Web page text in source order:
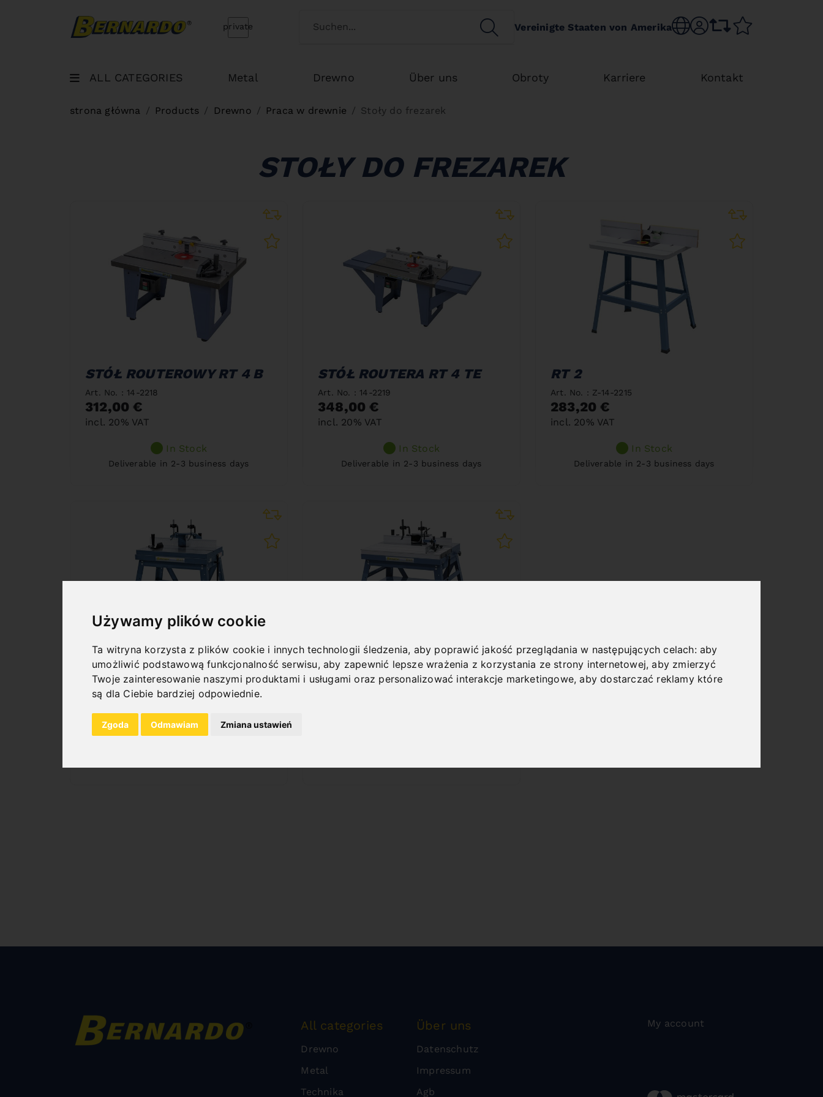
Używamy plików cookie
Ta witryna korzysta z plików cookie i innych technologii śledzenia, aby poprawić jakość przeglądania w następujących celach:aby
umożliwić podstawową funkcjonalność serwisu,aby zapewnić lepsze wrażenia z korzystania ze strony internetowej,aby zmierzyć
Twoje zainteresowanie naszymi produktami i usługami oraz personalizować interakcje marketingowe,aby dostarczać reklamy które
są dla Ciebie bardziej odpowiednie.
Zgoda Odmawiam Zmiana ustawień
Bernardo Home Switch customertype
private SEARCHVereinigte Staaten von Amerika Choose language
sr.accountcomparison list
ALL CATEGORIES Metal Drewno Über uns Obroty Karriere Kontakt
strona główna Products Drewno Praca w drewnie Stoły do frezarek
STOŁY DO FREZAREK
STÓŁ ROUTEROWY RT 4 B
Art. No. : 14-2218
312,00 €
incl. 20% VAT
In Stock
Deliverable in 2-3 business days
STÓŁ ROUTERA RT 4 TE
Art. No. : 14-2219
348,00 €
incl. 20% VAT
In Stock
Deliverable in 2-3 business days
RT 2
Art. No. : Z-14-2215
283,20 €
incl. 20% VAT
In Stock
Deliverable in 2-3 business days
RT 3 T
Art. No. : 14-2216
incl. 20% VAT
RT 3 F
All categories
Drewno
Metal
Technika
Über uns
Datenschutz
Impressum
Agb
My account